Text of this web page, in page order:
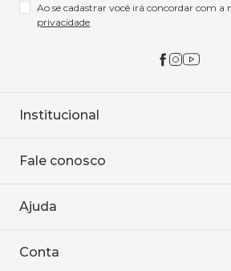
Ao se cadastrar você irá concordar com a
privacidade
Institucional
Onde encontrar
Baixe o APP
Fale conosco
WhatsApp
Ajuda
Política de entrega
Conta